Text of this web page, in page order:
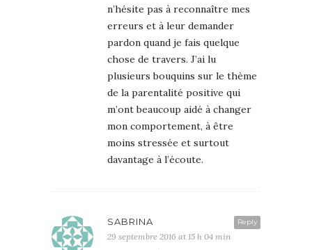
n’hésite pas à reconnaître mes
erreurs et à leur demander
pardon quand je fais quelque
chose de travers. J’ai lu
plusieurs bouquins sur le thème
de la parentalité positive qui
m’ont beaucoup aidé à changer
mon comportement, à être
moins stressée et surtout
davantage à l’écoute.
Reply
SABRINA
29 septembre 2016 at 15 h 04 min